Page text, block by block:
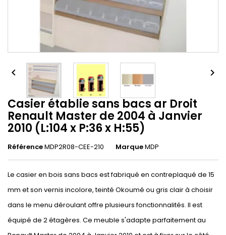
 
Casier établie sans bacs ar Droit
Renault Master de 2004 à Janvier
2010 (L:104 x P:36 x H:55)
RéférenceMDP2R08-CEE-210 MarqueMDP
Le casier en bois sans bacs est fabriqué en contreplaqué de 15
mm et son vernis incolore, teinté Okoumé ou gris clair à choisir
dans le menu déroulant offre plusieurs fonctionnalités. Il est
équipé de 2 étagères. Ce meuble s'adapte parfaitement au